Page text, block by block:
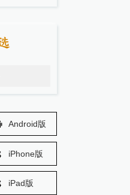
Android版
iPhone版
iPad版